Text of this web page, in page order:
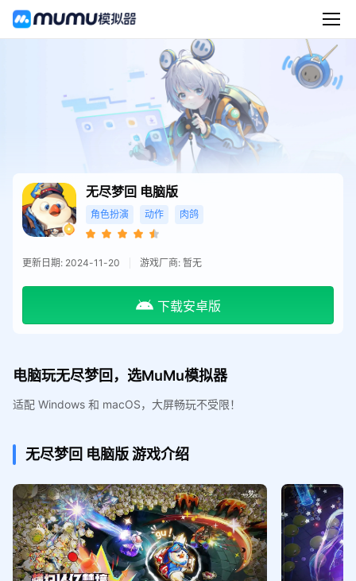
无尽梦回 电脑版
角色扮演 动作 肉鸽
更新日期: 2024-11-20 游戏厂商: 暂无
下载安卓版
电脑玩无尽梦回，选MuMu模拟器
适配 Windows 和 macOS，大屏畅玩不受限！
无尽梦回 电脑版游戏介绍